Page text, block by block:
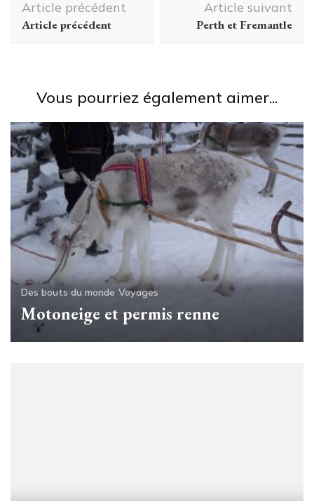
d'article
Article précédent
Article précédent
Article suivant
Perth et Fremantle
Vous pourriez également aimer...
Des bouts du monde Voyages
Motoneige et permis renne